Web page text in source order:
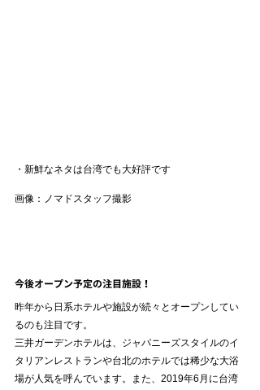
・新鮮なネタは台湾でも大好評です
画像：ノマドスタッフ撮影
今後オープン予定の注目施設！
昨年から日系ホテルや施設が続々とオープンしてい
るのも注目です。
三井ガーデンホテルは、ジャパニーズスタイルのイ
タリアンレストランや台北のホテルでは稀少な大浴
場が人気を呼んでいます。また、2019年6月に台湾